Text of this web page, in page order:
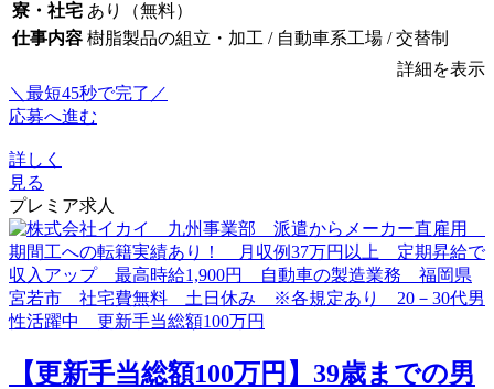
寮・社宅 あり（無料）
仕事内容 樹脂製品の組立・加工 / 自動車系工場 / 交替制
詳細を表示
＼最短45秒で完了／
応募へ進む
詳しく
見る
プレミア求人
【更新手当総額100万円】39歳までの男